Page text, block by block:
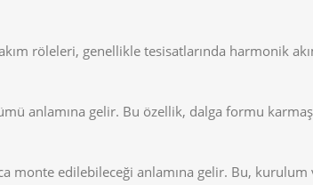
röleleri, genellikle tesisatlarında harmonik
anlamına gelir. Bu özellik, dalga formu
monte edilebileceği anlamına gelir. Bu, kurulum